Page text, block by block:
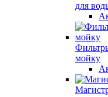
для
мойку